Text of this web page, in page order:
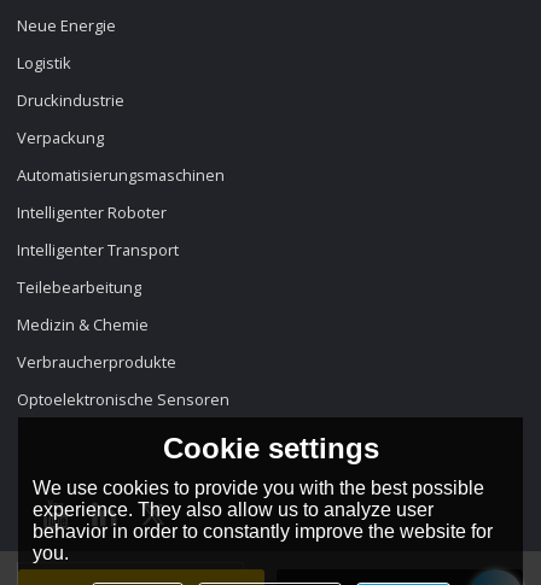
Neue Energie
Logistik
Druckindustrie
Verpackung
Automatisierungsmaschinen
Intelligenter Roboter
Intelligenter Transport
Teilebearbeitung
Medizin & Chemie
Verbraucherprodukte
Optoelektronische Sensoren
Cookie settings
We use cookies to provide you with the best possible
experience. They also allow us to analyze user
behavior in order to constantly improve the website for
you.